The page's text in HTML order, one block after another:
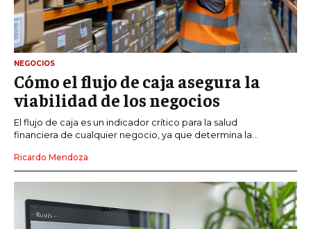
NEGOCIOS
Cómo el flujo de caja asegura la
viabilidad de los negocios
El flujo de caja es un indicador crítico para la salud
financiera de cualquier negocio, ya que determina la...
Ricardo Mendoza